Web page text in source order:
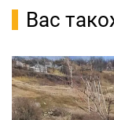
Вас